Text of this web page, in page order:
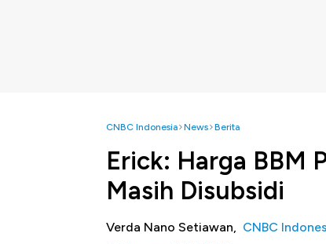
CNBC Indonesia News Berita
Erick: Harga BBM
Masih Disubsidi
Verda Nano Setiawan, CNBC